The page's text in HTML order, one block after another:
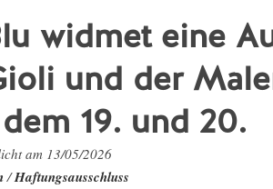
widmet eine
und der
19. und 20.
am 13/05/2026
/Haftungsausschluss